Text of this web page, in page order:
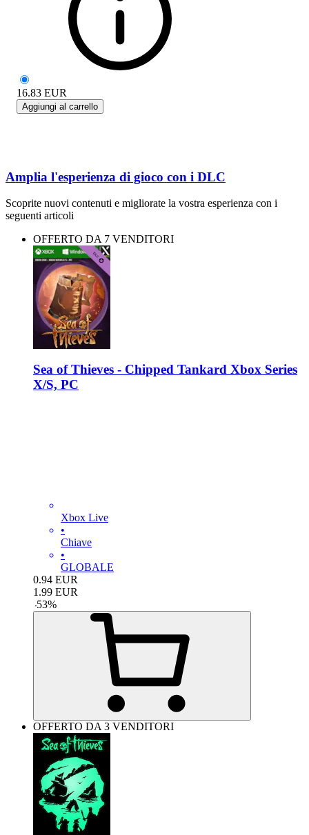
16.83 EUR
Aggiungi al carrello
Amplia l'esperienza di gioco con i DLC
Scoprite nuovi contenuti e migliorate la vostra esperienza con i
seguenti articoli
OFFERTO DA 7 VENDITORI
Sea of Thieves - Chipped Tankard Xbox Series
X/S, PC
Xbox Live
•
Chiave
•
GLOBALE
0.94 EUR
1.99 EUR
-53%
OFFERTO DA 3 VENDITORI